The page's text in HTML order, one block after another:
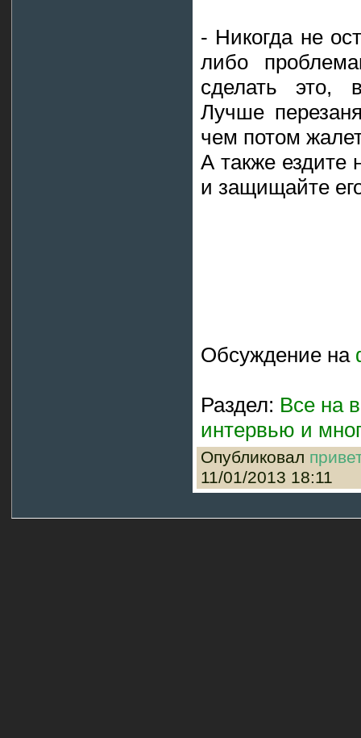
- Никогда не
либо
сделать это,
Лучше
чем потом
А также ездите
и защищайте
Обсуждение на
Раздел: Все на
интервью и
Опубликовал
11/01/2013 18:11